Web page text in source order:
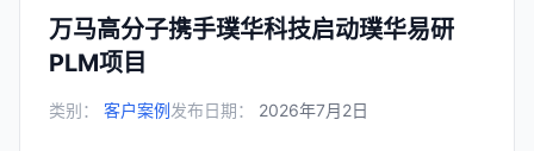
万马高分子携手璞华科技启动璞华易研
PLM项目
类别： 客户案例发布日期： 2026年7月2日